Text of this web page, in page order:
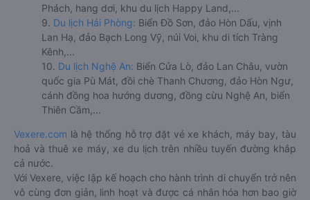
Phách, hang dơi, khu du lịch Happy Land,...
9. Du lịch Hải Phòng: Biển Đồ Sơn, đảo Hòn Dấu, vịnh
Lan Hạ, đảo Bạch Long Vỹ, núi Voi, khu di tích Tràng
Kênh,...
10. Du lịch Nghệ An: Biển Cửa Lò, đảo Lan Châu, vườn
quốc gia Pù Mát, đồi chè Thanh Chương, đảo Hòn Ngư,
cánh đồng hoa hướng dương, đồng cừu Nghệ An, biển
Thiên Cầm,...
Vexere.com là hệ thống hỗ trợ đặt vé xe khách, máy bay, tàu
hoả và thuê xe máy, xe du lịch trên nhiều tuyến đường khắp
cả nước.
Với Vexere, việc lập kế hoạch cho hành trình di chuyển trở nên
vô cùng đơn giản, linh hoạt và được cá nhân hóa hơn bao giờ